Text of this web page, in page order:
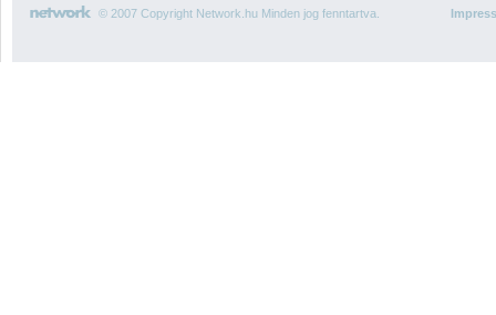
© 2007 Copyright Network.hu Minden jog fenntartva.